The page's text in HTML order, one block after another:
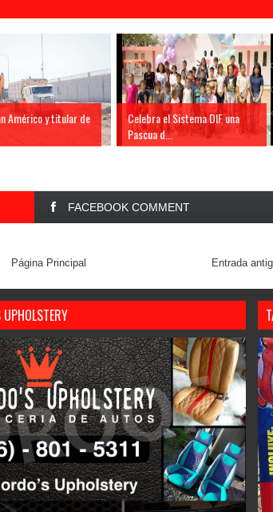
Américo y titular de
Celebra el Sistema DIF una
Pascua d...
FACEBOOK COMMENT
Entrada
Página Principal